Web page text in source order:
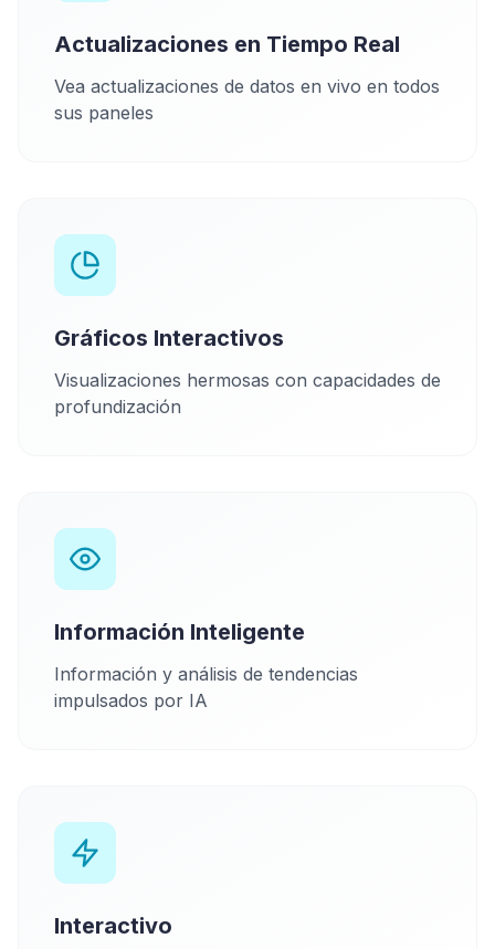
Actualizaciones en Tiempo Real
Vea actualizaciones de datos en vivo en todos
sus paneles
Gráficos Interactivos
Visualizaciones hermosas con capacidades de
profundización
Información Inteligente
Información y análisis de tendencias
impulsados por IA
Interactivo